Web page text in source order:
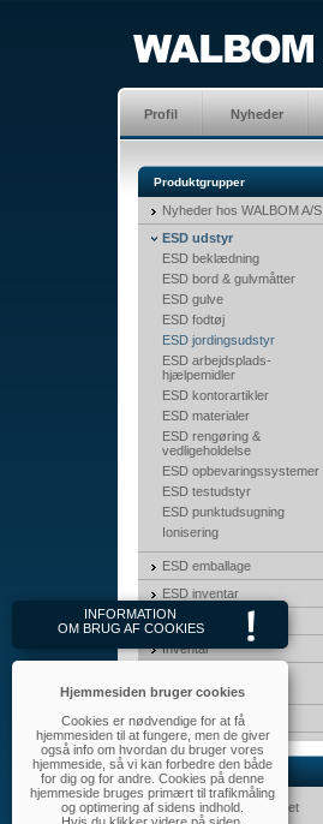
Profil Nyheder
Produktgrupper
Nyheder hos WALBOM A/S
ESD udstyr
ESD beklædning
ESD bord & gulvmåtter
ESD gulve
ESD fodtøj
ESD jordingsudstyr
ESD arbejdsplads-
hjælpemidler
ESD kontorartikler
ESD materialer
ESD rengøring &
vedligeholdelse
ESD opbevaringssystemer
ESD testudstyr
ESD punktudsugning
Ionisering
ESD emballage
ESD inventar
3M Produkter
Inventar
opbevaringskasser
MayTec
Nyhedsbrev
Tilmeld dig nyhedsbrevet
INFORMATION
OM BRUG AF COOKIES
Hjemmesiden bruger cookies
Cookies er nødvendige for at få
hjemmesiden til at fungere, men de giver
også info om hvordan du bruger vores
hjemmeside, så vi kan forbedre den både
for dig og for andre. Cookies på denne
hjemmeside bruges primært til trafikmåling
og optimering af sidens indhold.